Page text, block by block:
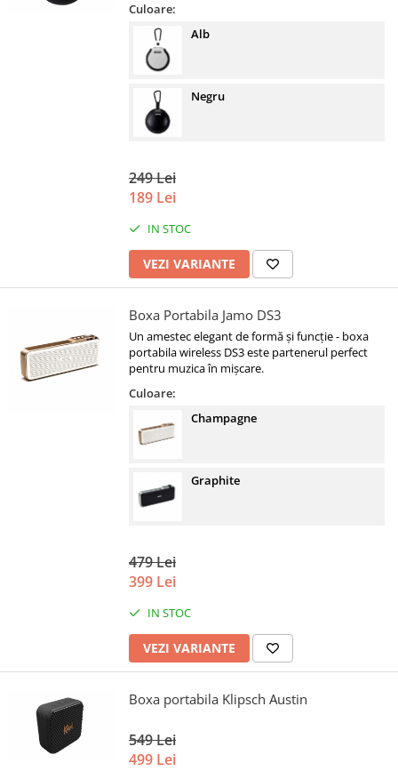
Culoare:
Alb
Negru
249 Lei
189 Lei
IN STOC
VEZI VARIANTE
Boxa Portabila Jamo DS3
Un amestec elegant de formă și funcție - boxa
portabila wireless DS3 este partenerul perfect
pentru muzica în mișcare.
Culoare:
Champagne
Graphite
479 Lei
399 Lei
IN STOC
VEZI VARIANTE
Boxa portabila Klipsch Austin
549 Lei
499 Lei